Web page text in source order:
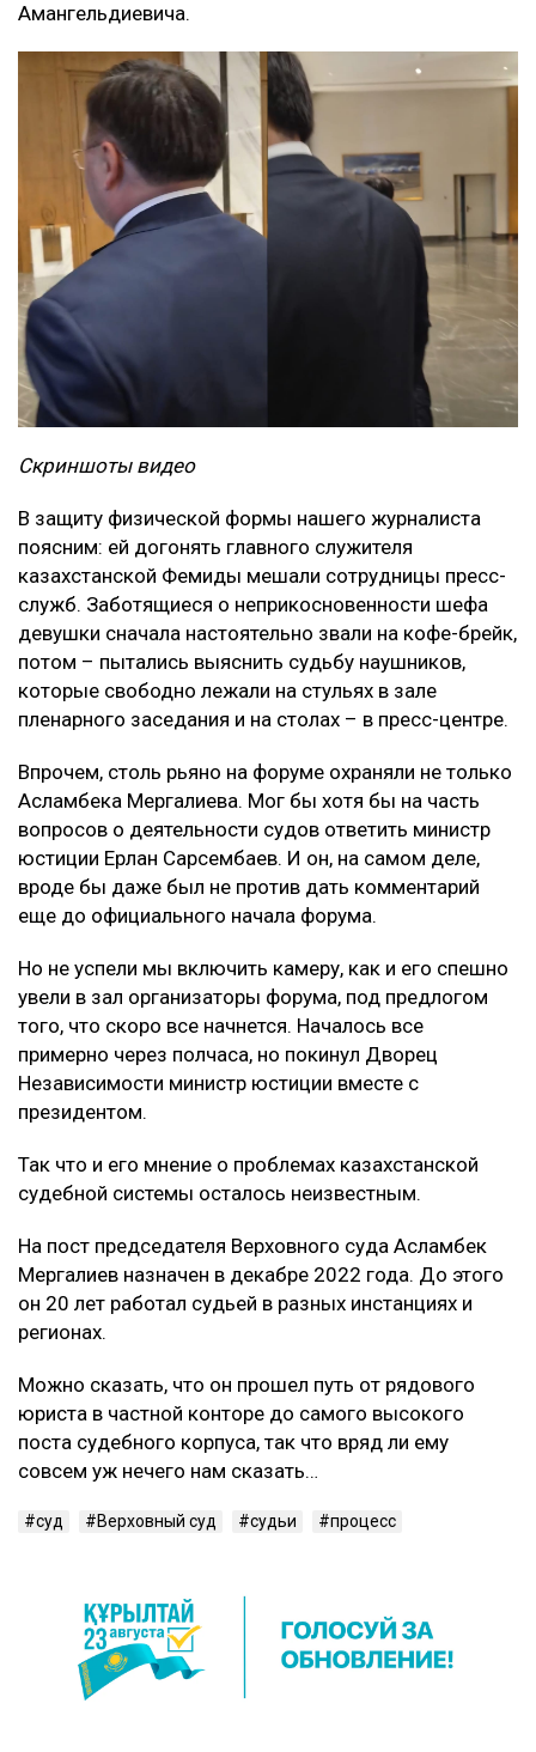
Амангельдиевича.
Скриншоты видео
В защиту физической формы нашего журналиста
поясним: ей догонять главного служителя
казахстанской Фемиды мешали сотрудницы пресс-
служб. Заботящиеся о неприкосновенности шефа
девушки сначала настоятельно звали на кофе-брейк,
потом – пытались выяснить судьбу наушников,
которые свободно лежали на стульях в зале
пленарного заседания и на столах – в пресс-центре.
Впрочем, столь рьяно на форуме охраняли не только
Асламбека Мергалиева. Мог бы хотя бы на часть
вопросов о деятельности судов ответить министр
юстиции Ерлан Сарсембаев. И он, на самом деле,
вроде бы даже был не против дать комментарий
еще до официального начала форума.
Но не успели мы включить камеру, как и его спешно
увели в зал организаторы форума, под предлогом
того, что скоро все начнется. Началось все
примерно через полчаса, но покинул Дворец
Независимости министр юстиции вместе с
президентом.
Так что и его мнение о проблемах казахстанской
судебной системы осталось неизвестным.
На пост председателя Верховного суда Асламбек
Мергалиев назначен в декабре 2022 года. До этого
он 20 лет работал судьей в разных инстанциях и
регионах.
Можно сказать, что он прошел путь от рядового
юриста в частной конторе до самого высокого
поста судебного корпуса, так что вряд ли ему
совсем уж нечего нам сказать…
суд Верховный суд судьи процесс